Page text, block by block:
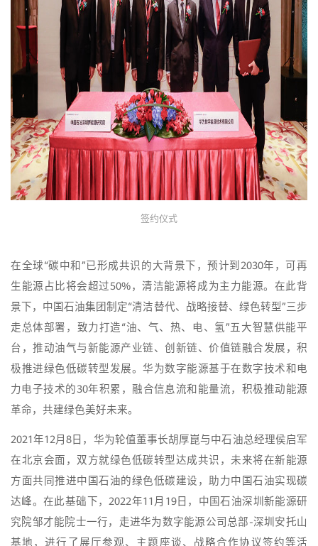
签约仪式
在全球“碳中和”已形成共识的大背景下，预计到2030年，可再
生能源占比将会超过50%，清洁能源将成为主力能源。在此背
景下，中国石油集团制定“清洁替代、战略接替、绿色转型”三步
走总体部署，致力打造“油、气、热、电、氢”五大智慧供能平
台，推动油气与新能源产业链、创新链、价值链融合发展，积
极推进绿色低碳转型发展。华为数字能源基于在数字技术和电
力电子技术的30年积累，融合信息流和能量流，积极推动能源
革命，共建绿色美好未来。
2021年12月8日，华为轮值董事长胡厚崑与中石油总经理侯启军
在北京会面，双方就绿色低碳转型达成共识，未来将在新能源
方面共同推进中国石油的绿色低碳建设，助力中国石油实现碳
达峰。在此基础下，2022年11月19日，中国石油深圳新能源研
究院邹才能院士一行，走进华为数字能源公司总部-深圳安托山
基地，进行了展厅参观、主题座谈、战略合作协议签约等活